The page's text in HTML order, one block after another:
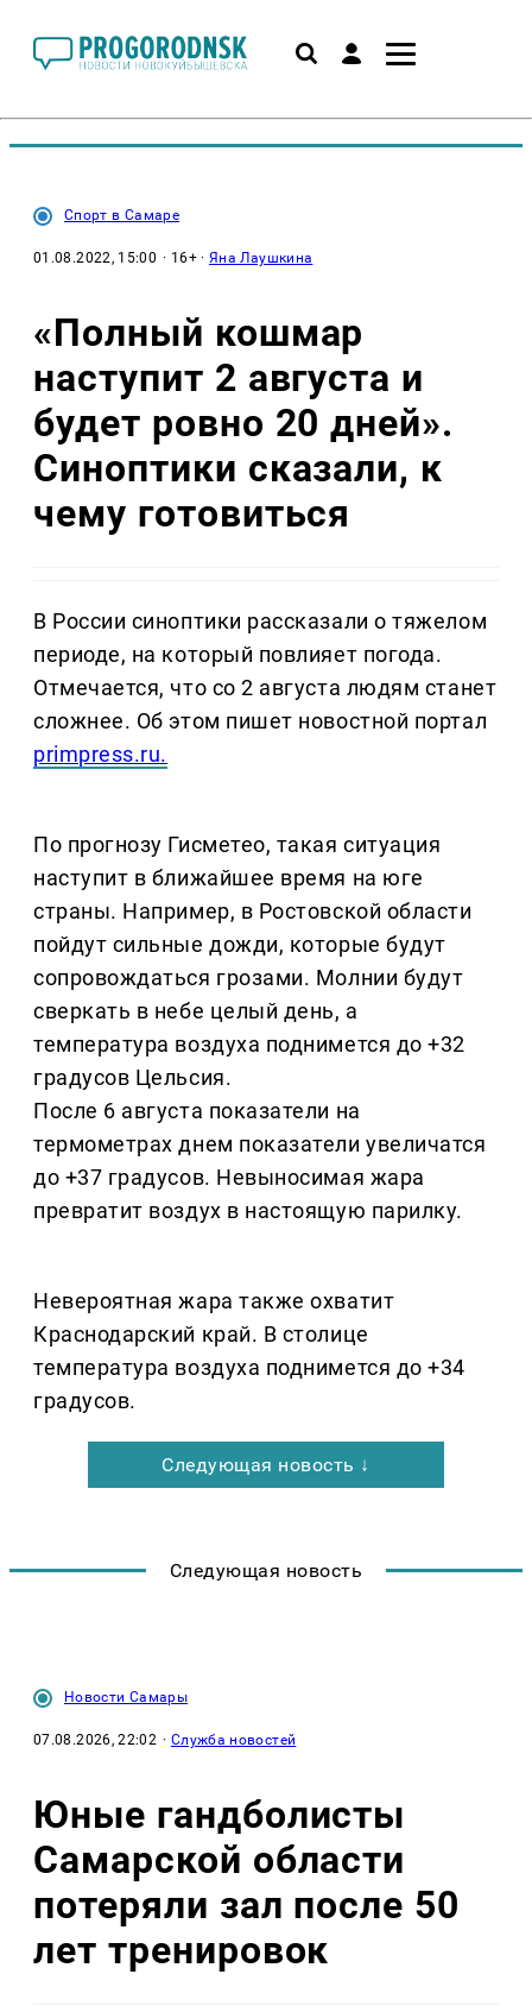
Спорт в Самаре
01.08.2022, 15:00 · 16+ ·Яна Лаушкина
«Полный кошмар
наступит 2 августа и
будет ровно 20 дней».
Синоптики сказали, к
чему готовиться
В России синоптики рассказали о тяжелом
периоде, на который повлияет погода.
Отмечается, что со 2 августа людям станет
сложнее. Об этом пишет новостной портал
primpress.ru.
По прогнозу Гисметео, такая ситуация
наступит в ближайшее время на юге
страны. Например, в Ростовской области
пойдут сильные дожди, которые будут
сопровождаться грозами. Молнии будут
сверкать в небе целый день, а
температура воздуха поднимется до +32
градусов Цельсия.
После 6 августа показатели на
термометрах днем показатели увеличатся
до +37 градусов. Невыносимая жара
превратит воздух в настоящую парилку.
Невероятная жара также охватит
Краснодарский край. В столице
температура воздуха поднимется до +34
градусов.
Следующая новость ↓
Следующая новость
Новости Самары
07.08.2026, 22:02 · Служба новостей
Юные гандболисты
Самарской области
потеряли зал после 50
лет тренировок